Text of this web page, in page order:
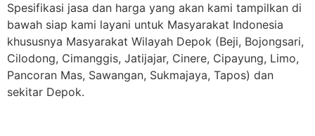
Spesifikasi jasa dan harga yang akan kami tampilkan di
bawah siap kami layani untuk Masyarakat Indonesia
khususnya Masyarakat Wilayah Depok (Beji, Bojongsari,
Cilodong, Cimanggis, Jatijajar, Cinere, Cipayung, Limo,
Pancoran Mas, Sawangan, Sukmajaya, Tapos) dan
sekitar Depok.